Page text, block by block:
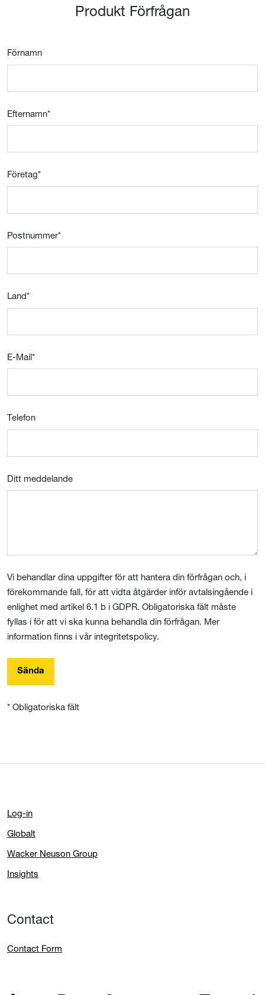
Produkt Förfrågan
Förnamn
Efternamn*
Företag*
Postnummer*
Land*
E-Mail*
Telefon
Ditt meddelande
Vi behandlar dina uppgifter för att hantera din förfrågan och, i
förekommande fall, för att vidta åtgärder inför avtalsingående i
enlighet med artikel 6.1 b i GDPR. Obligatoriska fält måste
fyllas i för att vi ska kunna behandla din förfrågan. Mer
information finns i vår integritetspolicy.
Sända
* Obligatoriska fält
Log-in
Globalt
Wacker Neuson Group
Insights
Contact
Contact Form